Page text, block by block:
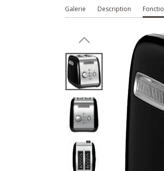
Galerie Description